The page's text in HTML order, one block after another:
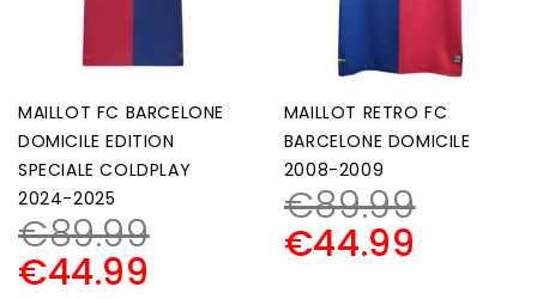
MAILLOT FC BARCELONE
DOMICILE EDITION
SPECIALE COLDPLAY
2024-2025
€89.99
€44.99
MAILLOT RETRO FC
BARCELONE DOMICILE
2008-2009
€89.99
€44.99